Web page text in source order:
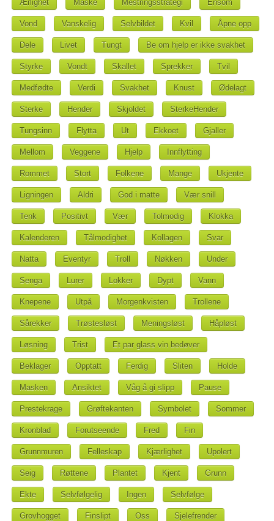
Ærlighet Maske Mestringsstrategi Ensom
Vond Vanskelig Selvbildet Kvil Åpne opp
Dele Livet Tungt Be om hjelp er ikke svakhet
Styrke Vondt Skallet Sprekker Tvil
Medfødte Verdi Svakhet Knust Ødelagt
Sterke Hender Skjoldet SterkeHender
Tungsinn Flytta Ut Ekkoet Gjaller
Mellom Veggene Hjelp Innflytting
Rommet Stort Folkene Mange Ukjente
Ligningen Aldri God i matte Vær snill
Tenk Positivt Vær Tolmodig Klokka
Kalenderen Tålmodighet Kollagen Svar
Natta Eventyr Troll Nøkken Under
Senga Lurer Lokker Dypt Vann
Knepene Utpå Morgenkvisten Trollene
Sårekker Trøstesløst Meningsløst Håpløst
Løsning Trist Et par glass vin bedøver
Beklager Opptatt Ferdig Sliten Holde
Masken Ansiktet Våg å gi slipp Pause
Prestekrage Grøftekanten Symbolet Sommer
Kronblad Forutseende Fred Fin
Grunnmuren Felleskap Kjærlighet Upolert
Seig Røttene Plantet Kjent Grunn
Ekte Selvfølgelig Ingen Selvfølge
Grovhogget Finslipt Oss Sjelefrender